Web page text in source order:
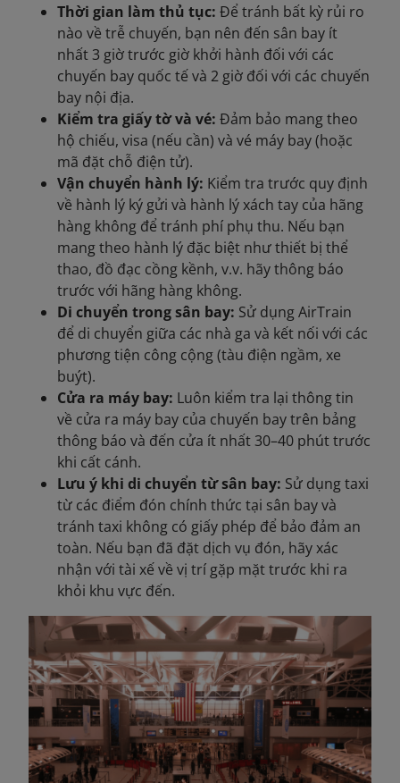
Thời gian làm thủ tục: Để tránh bất kỳ rủi ro
nào về trễ chuyến, bạn nên đến sân bay ít
nhất 3 giờ trước giờ khởi hành đối với các
chuyến bay quốc tế và 2 giờ đối với các chuyến
bay nội địa.
Kiểm tra giấy tờ và vé: Đảm bảo mang theo
hộ chiếu, visa (nếu cần) và vé máy bay (hoặc
mã đặt chỗ điện tử).
Vận chuyển hành lý: Kiểm tra trước quy định
về hành lý ký gửi và hành lý xách tay của hãng
hàng không để tránh phí phụ thu. Nếu bạn
mang theo hành lý đặc biệt như thiết bị thể
thao, đồ đạc cồng kềnh, v.v. hãy thông báo
trước với hãng hàng không.
Di chuyển trong sân bay: Sử dụng AirTrain
để di chuyển giữa các nhà ga và kết nối với các
phương tiện công cộng (tàu điện ngầm, xe
buýt).
Cửa ra máy bay: Luôn kiểm tra lại thông tin
về cửa ra máy bay của chuyến bay trên bảng
thông báo và đến cửa ít nhất 30–40 phút trước
khi cất cánh.
Lưu ý khi di chuyển từ sân bay: Sử dụng taxi
từ các điểm đón chính thức tại sân bay và
tránh taxi không có giấy phép để bảo đảm an
toàn. Nếu bạn đã đặt dịch vụ đón, hãy xác
nhận với tài xế về vị trí gặp mặt trước khi ra
khỏi khu vực đến.